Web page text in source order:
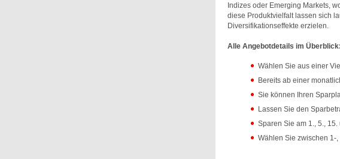
Indizes oder Emerging Markets,
diese Produktvielfalt lassen sich
Diversifikationseffekte erzielen.
Alle Angebotdetails im Überblick:
Wählen Sie aus einer
Bereits ab einer
Sie können Ihren
Lassen Sie den
Sparen Sie am 1., 5.,
Wählen Sie zwischen 1-